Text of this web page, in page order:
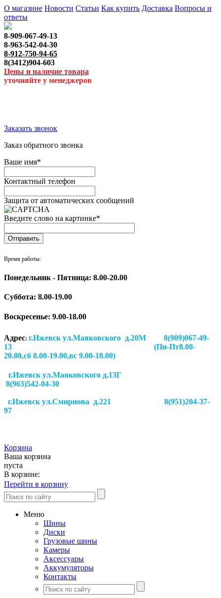
О магазине Новости Статьи Как купить Доставка Вопросы и
ответы
8-909-067-49-13
8-963-542-04-30
8-912-750-94-65
8(3412)904-603
Цены и наличие товара
уточняйте у менеджеров
Заказать звонок
Заказ обратного звонка
Ваше имя*
Контактный телефон
Защита от автоматических сообщений
Введите слово на картинке*
Время работы:
Понедельник - Пятница: 8.00-20.00
Суббота: 8.00-19.00
Воскресенье: 9.00-18.00
Адрес: г.Ижевск ул.Маяковского д.20М 8(909)067-49-
13 (Пн-Пт8.00-
20.00,сб 8.00-19.00,вс 9.00-18.00)
г.Ижевск ул.Маяковского д.13Г
8(963)542-04-30
г.Ижевск ул.Смирнова д.221
8(951)204-37-
97
Корзина
Ваша корзина
пуста
В корзине:
Перейти в корзину
Меню
Шины
Диски
Грузовые шины
Камеры
Аксессуары
Аккумуляторы
Контакты